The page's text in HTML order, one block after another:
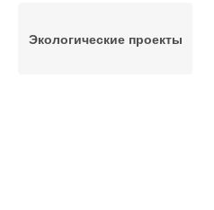
Экологические проекты